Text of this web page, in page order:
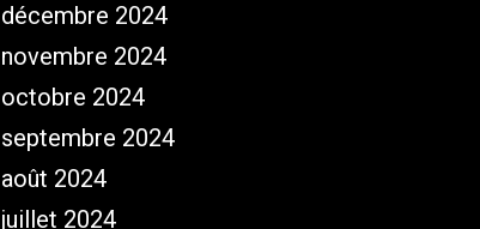
décembre 2024
novembre 2024
octobre 2024
septembre 2024
août 2024
juillet 2024